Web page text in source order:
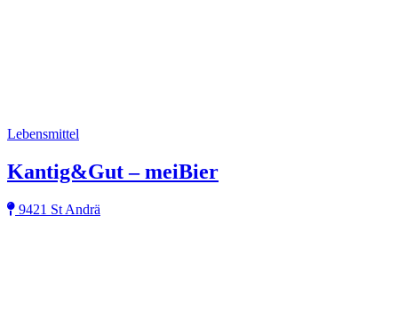
Lebensmittel
Kantig&Gut – meiBier
9421 St Andrä